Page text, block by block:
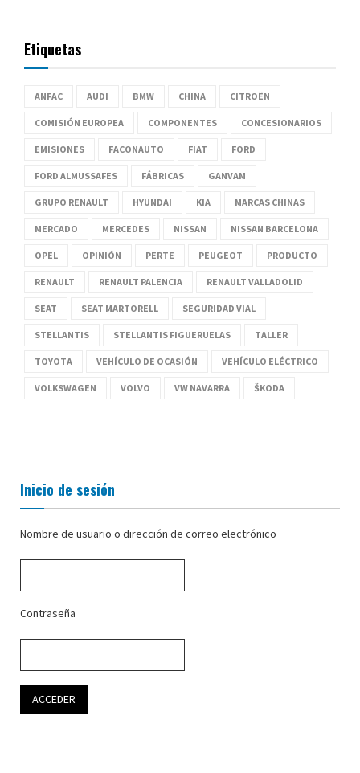
Etiquetas
ANFAC AUDI BMW CHINA CITROËN
COMISIÓN EUROPEA COMPONENTES CONCESIONARIOS
EMISIONES FACONAUTO FIAT FORD
FORD ALMUSSAFES FÁBRICAS GANVAM
GRUPO RENAULT HYUNDAI KIA MARCAS CHINAS
MERCADO MERCEDES NISSAN NISSAN BARCELONA
OPEL OPINIÓN PERTE PEUGEOT PRODUCTO
RENAULT RENAULT PALENCIA RENAULT VALLADOLID
SEAT SEAT MARTORELL SEGURIDAD VIAL
STELLANTIS STELLANTIS FIGUERUELAS TALLER
TOYOTA VEHÍCULO DE OCASIÓN VEHÍCULO ELÉCTRICO
VOLKSWAGEN VOLVO VW NAVARRA ŠKODA
Inicio de sesión
Nombre de usuario o dirección de correo electrónico
Contraseña